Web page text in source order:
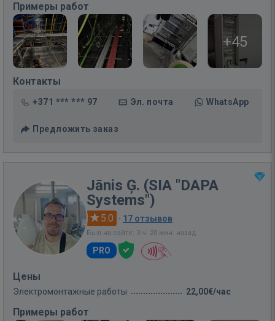
Примеры работ
+45
Контакты
+371 *** *** 97 Эл. почта WhatsApp
Предложить заказ
Jānis Ģ. (SIA "DAPA
Systems")
5.0 · 17 отзывов
Был на сайте: 3 ч. 20 мин. назад
PRO
Цены
Электромонтажные работы 22,00€/час
Примеры работ